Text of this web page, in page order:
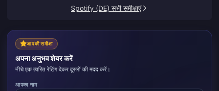
Spotify (DE) सभी समीक्षाएं
आपकी समीक्षा
अपना अनुभव शेयर करें
नीचे एक त्वरित रेटिंग देकर दूसरों की मदद करें।
आपका नाम